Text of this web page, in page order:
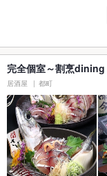
完全個室～割烹
居酒屋 都町